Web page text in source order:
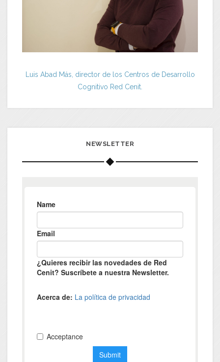
Luis Abad Más, director de los Centros de Desarrollo
Cognitivo Red Cenit.
NEWSLETTER